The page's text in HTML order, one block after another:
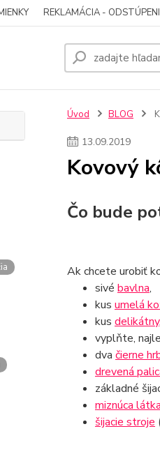
REKLAMÁCIA -
Úvod BLOG
13.09.2019
Kovový
Čo bude
Ak chcete urobiť
sivé bavlna,
kus umelá
kus delikátny,
vyplňte,
dva čierne
drevená
základné
miznúca látka
šijacie stroje